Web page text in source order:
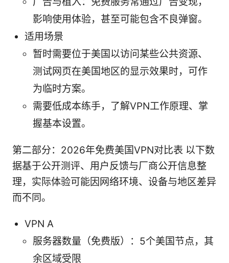
影响使用体验，甚至可能包含不良弹窗。
适用场景
暂时需要位于美国以访问某些公共资源、
测试网页在美国地区的显示效果时，可作
为临时方案。
需要低成本练手，了解VPN工作原理、掌
握基本设置。
第二部分：2026年免费美国VPN对比表 以下数
据基于公开测评、用户反馈与厂商公开信息整
理，实际体验可能因网络环境、设备与地区差异
而不同。
VPN A
服务器数量（免费版）：5个美国节点，其
余区域受限